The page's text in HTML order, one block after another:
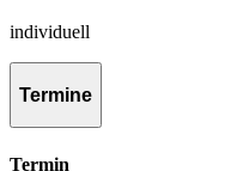
individuell
Termine
Termin